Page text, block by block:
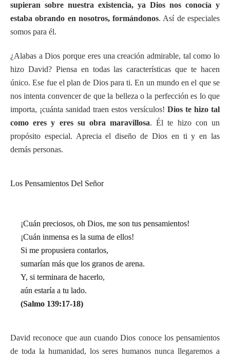
supieran sobre nuestra existencia, ya Dios nos conocía y
estaba obrando en nosotros, formándonos. Así de especiales
somos para él.
¿Alabas a Dios porque eres una creación admirable, tal como lo
hizo David? Piensa en todas las características que te hacen
único. Ese fue el plan de Dios para ti. En un mundo en el que se
nos intenta convencer de que la belleza o la perfección es lo que
importa, ¡cuánta sanidad traen estos versículos! Dios te hizo tal
como eres y eres su obra maravillosa. Él te hizo con un
propósito especial. Aprecia el diseño de Dios en ti y en las
demás personas.
Los Pensamientos Del Señor
¡Cuán preciosos, oh Dios, me son tus pensamientos!
¡Cuán inmensa es la suma de ellos!
Si me propusiera contarlos,
sumarían más que los granos de arena.
Y, si terminara de hacerlo,
aún estaría a tu lado.
(Salmo 139:17-18)
David reconoce que aun cuando Dios conoce los pensamientos
de toda la humanidad, los seres humanos nunca llegaremos a